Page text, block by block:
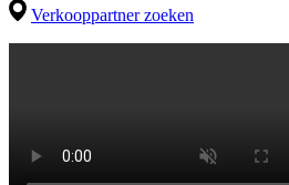
Verkooppartner zoeken